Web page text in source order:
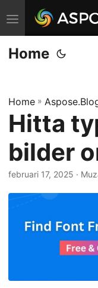
V
ä
x
n
a
i
g
Home
Home »
Hitta
bilder
februari 17, 2025 ·